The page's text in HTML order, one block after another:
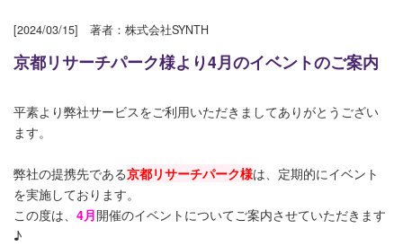
[2024/03/15] 著者：株式会社SYNTH
京都リサーチパーク様より4月のイベントのご案内
平素より弊社サービスをご利用いただきましてありがとうござい
ます。
弊社の提携先である京都リサーチパーク様は、定期的にイベント
を実施しております。
この度は、 4月開催のイベントについてご案内させていただきます
♪